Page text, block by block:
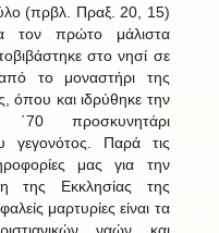
(πρβλ. Πραξ. 20, 15)
τον πρώτο μάλιστα
στο νησί σε
το μοναστήρι της
και ιδρύθηκε την
΄70 προσκυνητάρι
γεγονότος. Παρά τις
μας για την
της Εκκλησίας της
μαρτυρίες είναι τα